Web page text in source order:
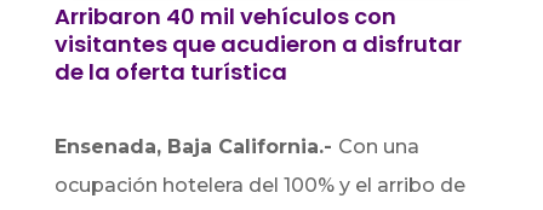
Arribaron 40 mil vehículos con
visitantes que acudieron a disfrutar
de la oferta turística
Ensenada, Baja California.- Con una
ocupación hotelera del 100% y el arribo de